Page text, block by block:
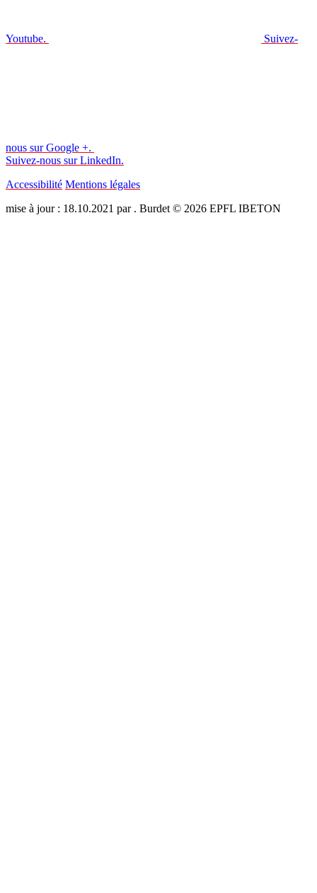
Youtube. Suivez-
nous sur Google +.
Suivez-nous sur LinkedIn.
Accessibilité Mentions légales
mise à jour : 18.10.2021 par . Burdet © 2026 EPFL IBETON